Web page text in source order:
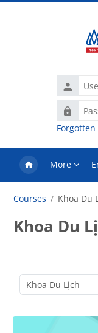
Username
Password
More
Courses Khoa Du
Khoa Du